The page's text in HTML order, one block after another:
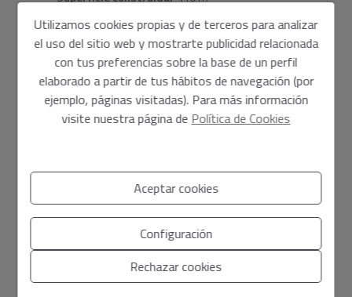
contemplar las vistas divinas, jardines plantados
distribuidos en varias terrazas.
Otras características:Trastero, cuarto de servicio.
Calefacción por suelo radiante y aire acondicionado frío /
calor con sistema Aerotherm y otras instalaciones de
alta tecnología. Memoria de calidades disponible bajo
Existe la posibilidad de que los precios estén sujetos a
cambios con la progresión de la construcción.
Construido en: 2021
Terraza: 100 m 2
Plantas: 3
−
Información básica sobre protección de datos en base al
Utilizamos cookies propias y de terceros para analizar
el uso del sitio web y mostrarte publicidad relacionada
con tus preferencias sobre la base de un perfil
elaborado a partir de tus hábitos de navegación (por
ejemplo, páginas visitadas). Para más información
visite nuestra página de Política de Cookies
Aceptar cookies
Configuración
Rechazar cookies